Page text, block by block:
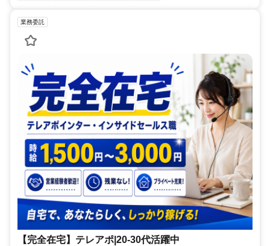
業務委託
【完全在宅】テレアポ|20-30代活躍中